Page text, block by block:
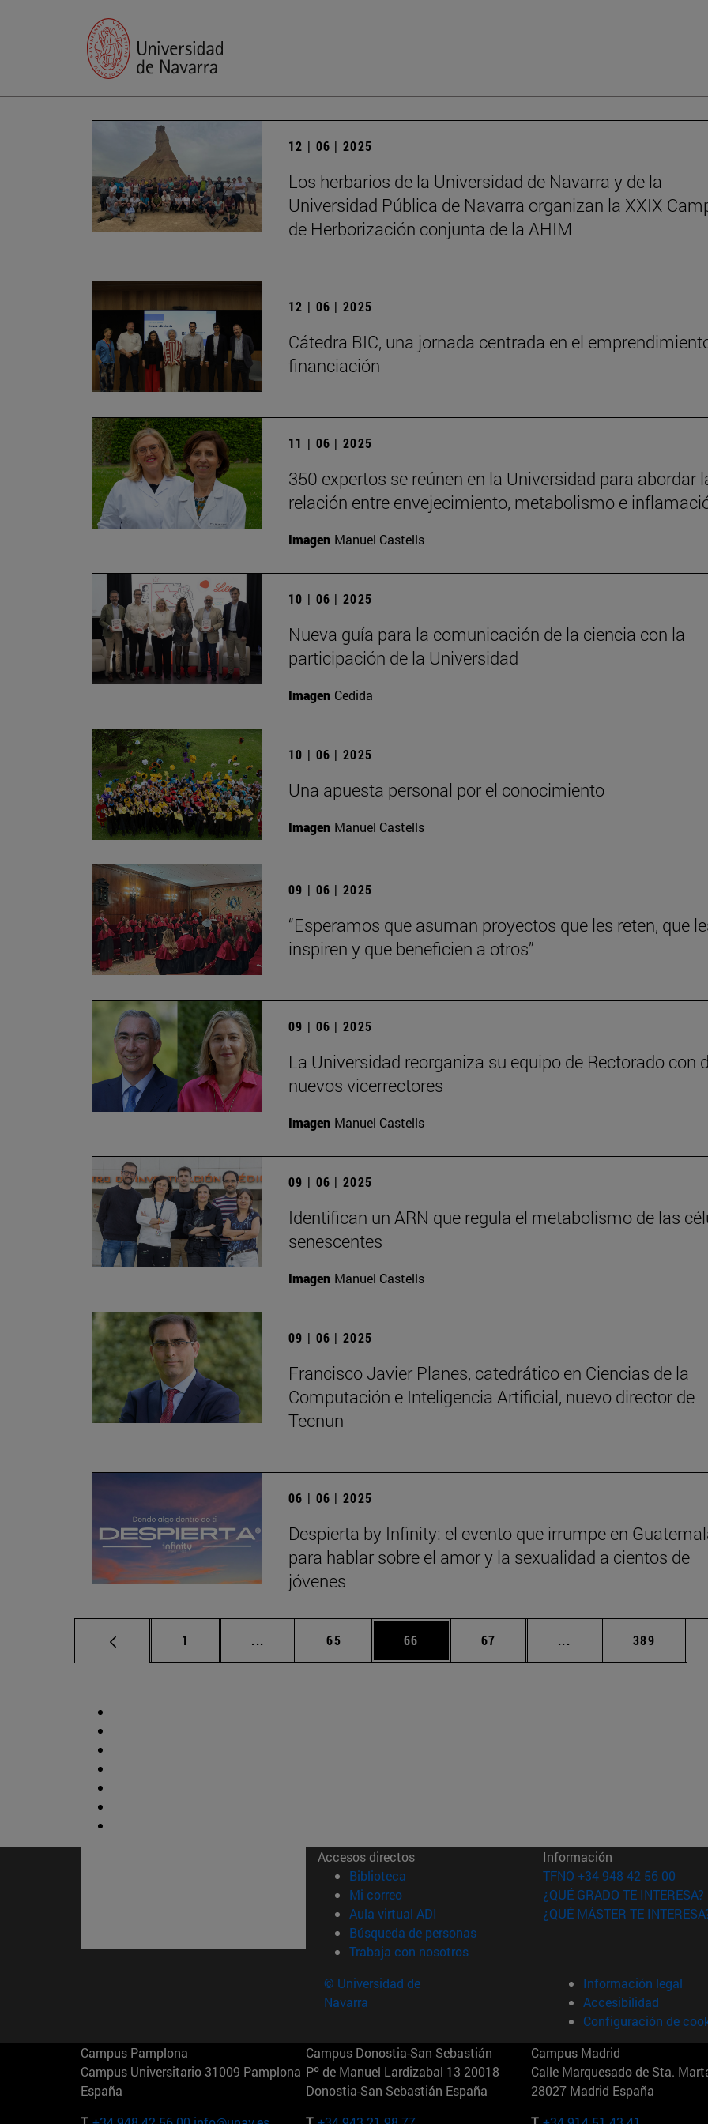
12 | 06 | 2025
Los herbarios de la Universidad de Navarra y de la
Universidad Pública de Navarra organizan la XXIX
de Herborización conjunta de la AHIM
12 | 06 | 2025
Cátedra BIC, una jornada centrada en el
financiación
11 | 06 | 2025
350 expertos se reúnen en la Universidad para abordar
relación entre envejecimiento, metabolismo e
Imagen Manuel Castells
10 | 06 | 2025
Nueva guía para la comunicación de la ciencia con la
participación de la Universidad
Imagen Cedida
10 | 06 | 2025
Una apuesta personal por el conocimiento
Imagen Manuel Castells
09 | 06 | 2025
“Esperamos que asuman proyectos que les reten, que
inspiren y que beneficien a otros”
09 | 06 | 2025
La Universidad reorganiza su equipo de Rectorado con
nuevos vicerrectores
Imagen Manuel Castells
09 | 06 | 2025
Identifican un ARN que regula el metabolismo de las
senescentes
Imagen Manuel Castells
09 | 06 | 2025
Francisco Javier Planes, catedrático en Ciencias de la
Computación e Inteligencia Artificial, nuevo director de
Tecnun
06 | 06 | 2025
Despierta by Infinity: el evento que irrumpe en
para hablar sobre el amor y la sexualidad a cientos de
jóvenes
Página
1 ... Páginas intermedias Use TAB para desplazarse.
Página
65 Página
66 Página
67 ... Páginas intermedias
Página
389
Accesos directos
Biblioteca (abre en nueva ventana)
Mi correo(abre en nueva ventana)
Aula virtual ADI (abre en nueva ventana)
Búsqueda de personas(abre en nueva ventana)
Trabaja con nosotros(abre en nueva ventana)
Información
TFNO +34 948 42 56 00
¿QUÉ GRADO TE INTERESA?
¿QUÉ MÁSTER TE
© Universidad de
Navarra
Información legal
Accesibilidad
Configuración de
Campus Pamplona
Campus Universitario 31009 Pamplona
España
Campus Donostia-San Sebastián
Pº de Manuel Lardizabal 13 20018
Donostia-San Sebastián España
Campus Madrid
Calle Marquesado de Sta.
28027 Madrid España